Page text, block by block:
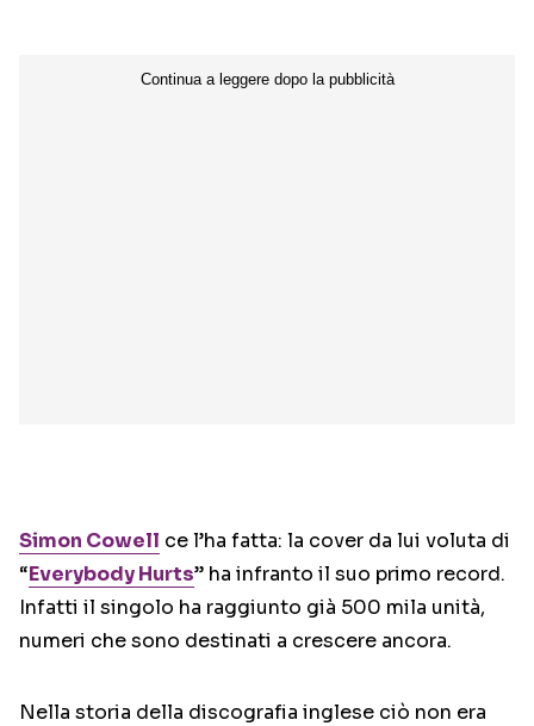
Simon Cowell ce l’ha fatta: la cover da lui voluta di
“Everybody Hurts” ha infranto il suo primo record.
Infatti il singolo ha raggiunto già 500 mila unità,
numeri che sono destinati a crescere ancora.
Nella storia della discografia inglese ciò non era